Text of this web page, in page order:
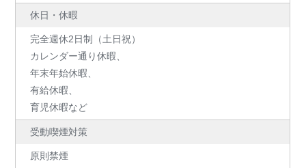
休日・休暇
完全週休2日制（土日祝）
カレンダー通り休暇、
年末年始休暇、
有給休暇、
育児休暇など
受動喫煙対策
原則禁煙